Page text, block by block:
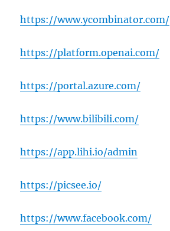
https://www.ycombinator.com/
https://platform.openai.com/
https://portal.azure.com/
https://www.bilibili.com/
https://app.lihi.io/admin
https://picsee.io/
https://www.facebook.com/